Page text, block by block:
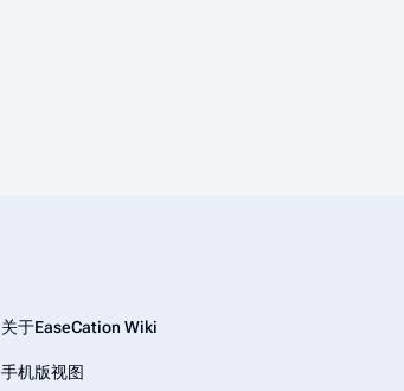
关于EaseCation Wiki
手机版视图